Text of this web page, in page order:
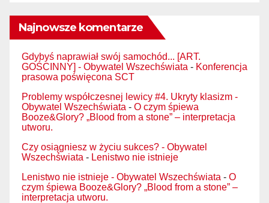
Najnowsze komentarze
Gdybyś naprawiał swój samochód... [ART.
GOŚCINNY] - Obywatel Wszechświata - Konferencja
prasowa poświęcona SCT
Problemy współczesnej lewicy #4. Ukryty klasizm -
Obywatel Wszechświata - O czym śpiewa
Booze&Glory? „Blood from a stone” – interpretacja
utworu.
Czy osiągniesz w życiu sukces? - Obywatel
Wszechświata - Lenistwo nie istnieje
Lenistwo nie istnieje - Obywatel Wszechświata - O
czym śpiewa Booze&Glory? „Blood from a stone” –
interpretacja utworu.